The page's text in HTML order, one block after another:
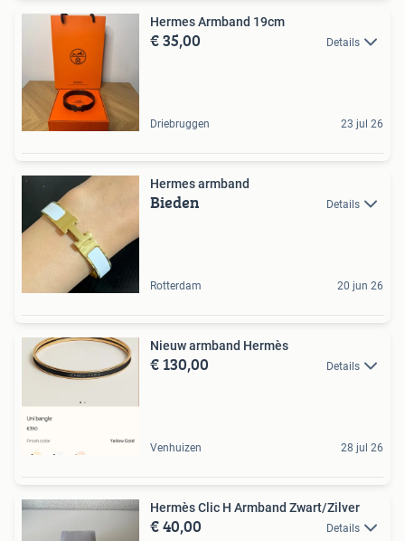
Hermes Armband 19cm
€ 35,00 Details
Driebruggen 23 jul 26
Hermes armband
Bieden Details
Rotterdam 20 jun 26
Nieuw armband Hermès
€ 130,00 Details
Venhuizen 28 jul 26
Hermès Clic H Armband Zwart/Zilver
€ 40,00 Details